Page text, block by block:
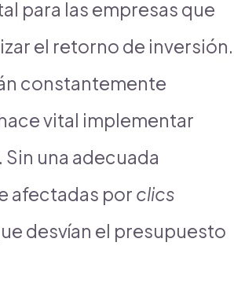
para las empresas que
el retorno de inversión.
constantemente
vital implementar
una adecuada
afectadas por clics
desvían el presupuesto